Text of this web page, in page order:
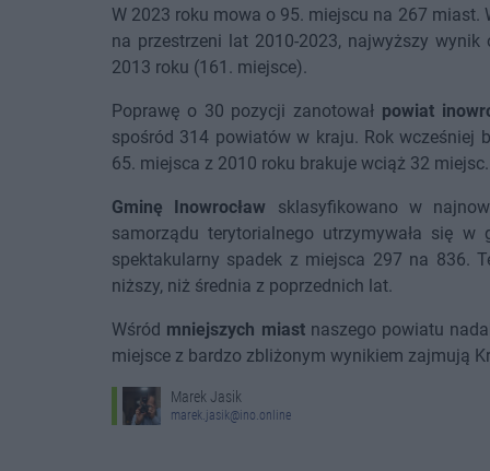
W 2023 roku mowa o 95. miejscu na 267
na przestrzeni lat 2010-2023, najwyższy
2013 roku (161. miejsce).
Poprawę o 30 pozycji zanotował powiat
spośród 314 powiatów w kraju. Rok wcześniej
65. miejsca z 2010 roku brakuje wciąż 32 miejsc.
Gminę Inowrocław sklasyfikowano w
samorządu terytorialnego utrzymywała się
spektakularny spadek z miejsca 297 na 836.
niższy, niż średnia z poprzednich lat.
Wśród mniejszych miastnaszego powiatu
miejsce z bardzo zbliżonym wynikiem zajmują
Marek Jasik
marek.jasik@ino.online